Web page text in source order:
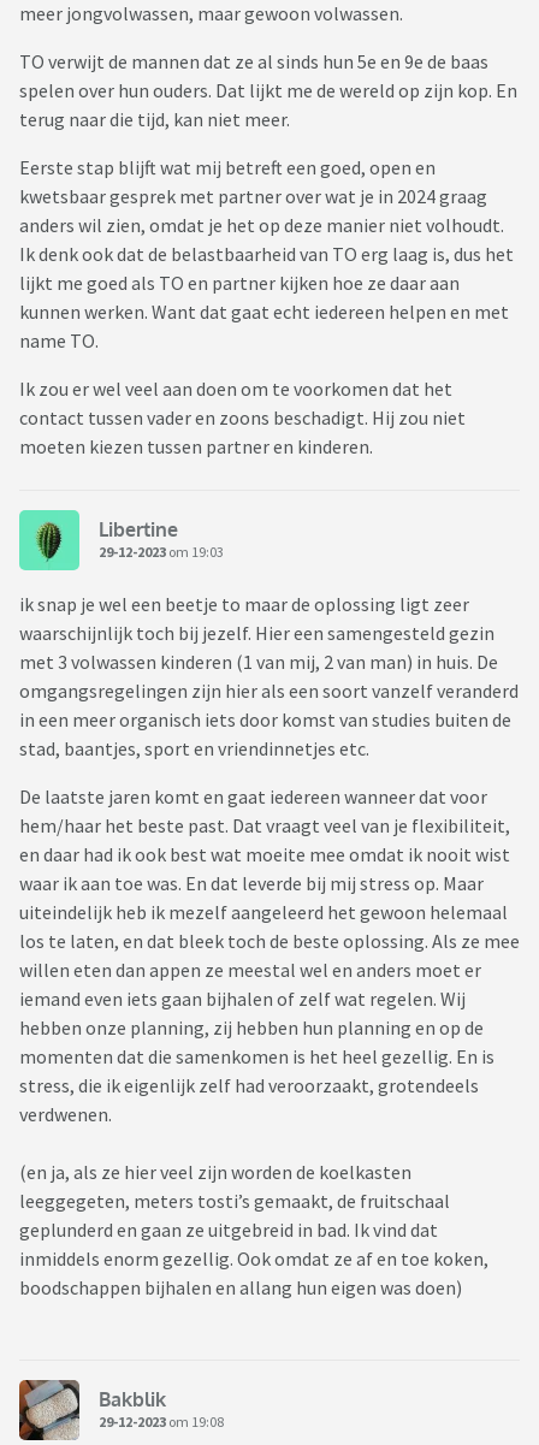
meer jongvolwassen, maar gewoon volwassen.
TO verwijt de mannen dat ze al sinds hun 5e en 9e de baas
spelen over hun ouders. Dat lijkt me de wereld op zijn kop. En
terug naar die tijd, kan niet meer.
Eerste stap blijft wat mij betreft een goed, open en
kwetsbaar gesprek met partner over wat je in 2024 graag
anders wil zien, omdat je het op deze manier niet volhoudt.
Ik denk ook dat de belastbaarheid van TO erg laag is, dus het
lijkt me goed als TO en partner kijken hoe ze daar aan
kunnen werken. Want dat gaat echt iedereen helpen en met
name TO.
Ik zou er wel veel aan doen om te voorkomen dat het
contact tussen vader en zoons beschadigt. Hij zou niet
moeten kiezen tussen partner en kinderen.
Libertine
29-12-2023 om 19:03
ik snap je wel een beetje to maar de oplossing ligt zeer
waarschijnlijk toch bij jezelf. Hier een samengesteld gezin
met 3 volwassen kinderen (1 van mij, 2 van man) in huis. De
omgangsregelingen zijn hier als een soort vanzelf veranderd
in een meer organisch iets door komst van studies buiten de
stad, baantjes, sport en vriendinnetjes etc.
De laatste jaren komt en gaat iedereen wanneer dat voor
hem/haar het beste past. Dat vraagt veel van je flexibiliteit,
en daar had ik ook best wat moeite mee omdat ik nooit wist
waar ik aan toe was. En dat leverde bij mij stress op. Maar
uiteindelijk heb ik mezelf aangeleerd het gewoon helemaal
los te laten, en dat bleek toch de beste oplossing. Als ze mee
willen eten dan appen ze meestal wel en anders moet er
iemand even iets gaan bijhalen of zelf wat regelen. Wij
hebben onze planning, zij hebben hun planning en op de
momenten dat die samenkomen is het heel gezellig. En is
stress, die ik eigenlijk zelf had veroorzaakt, grotendeels
verdwenen.
(en ja, als ze hier veel zijn worden de koelkasten
leeggegeten, meters tosti’s gemaakt, de fruitschaal
geplunderd en gaan ze uitgebreid in bad. Ik vind dat
inmiddels enorm gezellig. Ook omdat ze af en toe koken,
boodschappen bijhalen en allang hun eigen was doen)
Bakblik
29-12-2023 om 19:08